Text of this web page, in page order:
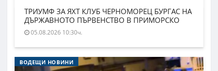
ТРИУМФ ЗА ЯХТ КЛУБ ЧЕРНОМОРЕЦ БУРГАС НА
ДЪРЖАВНОТО ПЪРВЕНСТВО В ПРИМОРСКО
05.08.2026 10:30ч.
ВОДЕЩИ НОВИНИ